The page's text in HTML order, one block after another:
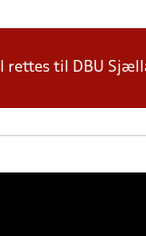
rettes til DBU